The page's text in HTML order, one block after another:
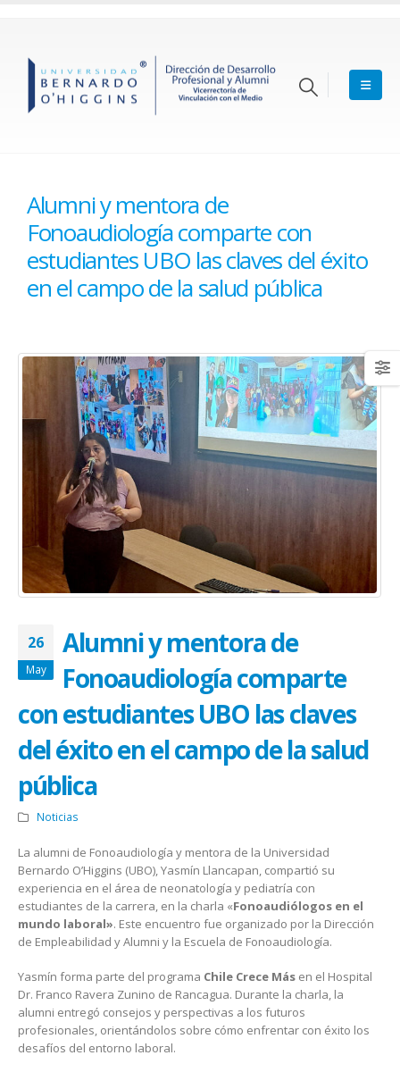
Alumni y mentora de
Fonoaudiología comparte con
estudiantes UBO las claves del éxito
en el campo de la salud pública
26
May
Alumni y mentora de
Fonoaudiología comparte
con estudiantes UBO las claves
del éxito en el campo de la salud
pública
Noticias
La alumni de Fonoaudiología y mentora de la Universidad
Bernardo O’Higgins (UBO), Yasmín Llancapan, compartió su
experiencia en el área de neonatología y pediatría con
estudiantes de la carrera, en la charla «Fonoaudiólogos en el
mundo laboral». Este encuentro fue organizado por la Dirección
de Empleabilidad y Alumni y la Escuela de Fonoaudiología.
Yasmín forma parte del programa Chile Crece Más en el Hospital
Dr. Franco Ravera Zunino de Rancagua. Durante la charla, la
alumni entregó consejos y perspectivas a los futuros
profesionales, orientándolos sobre cómo enfrentar con éxito los
desafíos del entorno laboral.